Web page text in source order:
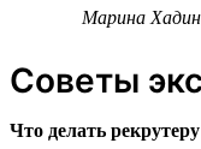
Марина
Советы
Что делать